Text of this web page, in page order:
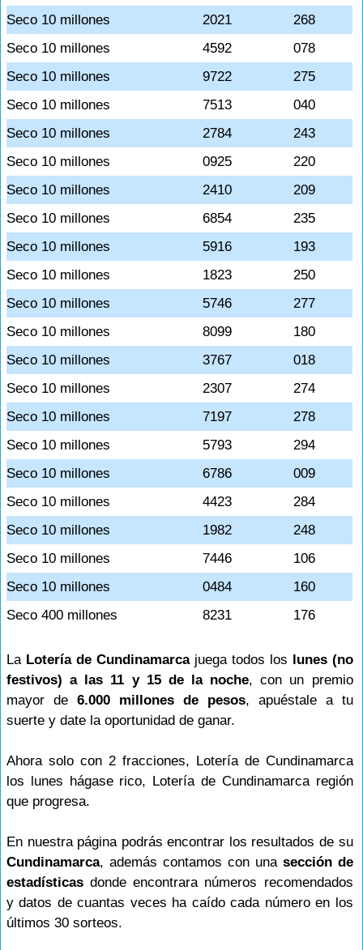
Seco 10 millones
2021
268
Seco 10 millones
4592
078
Seco 10 millones
9722
275
Seco 10 millones
7513
040
Seco 10 millones
2784
243
Seco 10 millones
0925
220
Seco 10 millones
2410
209
Seco 10 millones
6854
235
Seco 10 millones
5916
193
Seco 10 millones
1823
250
Seco 10 millones
5746
277
Seco 10 millones
8099
180
Seco 10 millones
3767
018
Seco 10 millones
2307
274
Seco 10 millones
7197
278
Seco 10 millones
5793
294
Seco 10 millones
6786
009
Seco 10 millones
4423
284
Seco 10 millones
1982
248
Seco 10 millones
7446
106
Seco 10 millones
0484
160
Seco 400 millones
8231 176
La Lotería de Cundinamarcajuega todos los lunes (no
festivos) a las 11 y 15 de la noche, con un premio
mayor de 6.000 millones de pesos, apuéstale a tu
suerte y date la oportunidad de ganar.
Ahora solo con 2 fracciones, Lotería de Cundinamarca
los lunes hágase rico, Lotería de Cundinamarca región
que progresa.
En nuestra página podrás encontrar los resultados de su
Cundinamarca, además contamos con una sección de
estadísticas donde encontrara números recomendados
y datos de cuantas veces ha caído cada número en los
últimos 30 sorteos.